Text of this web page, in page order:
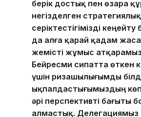
берік достық пен өзара
негізделген стратегиялық
серіктестігімізді
да алға қарай қадам
жемісті жұмыс
Бейресми сипатта өткен
үшін ризашылығымды
ықпалдастығымыздың
әрі перспективті бағыты
алмастық. Делегациямыз